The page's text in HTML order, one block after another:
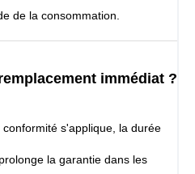
de la consommation.
immédiat ?
s'applique, la durée
la garantie dans les